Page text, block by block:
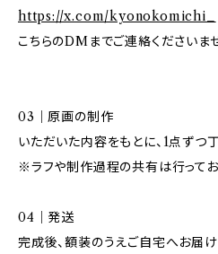
https://x.com/kyonokomichi_
こちらのDMまでご連絡くださいませ
03｜原画の制作
いただいた内容をもとに、1点ずつ
※ラフや制作過程の共有は行ってお
04｜発送
完成後、額装のうえご自宅へお届け